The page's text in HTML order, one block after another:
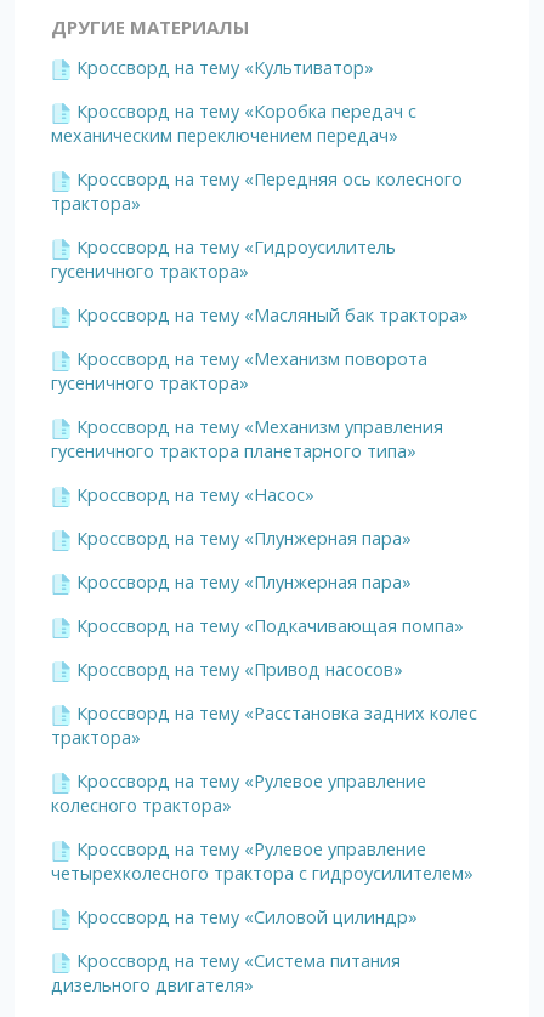
ДРУГИЕ МАТЕРИАЛЫ
Кроссворд на тему «Культиватор»
Кроссворд на тему «Коробка передач с
механическим переключением передач»
Кроссворд на тему «Передняя ось колесного
трактора»
Кроссворд на тему «Гидроусилитель
гусеничного трактора»
Кроссворд на тему «Масляный бак трактора»
Кроссворд на тему «Механизм поворота
гусеничного трактора»
Кроссворд на тему «Механизм управления
гусеничного трактора планетарного типа»
Кроссворд на тему «Насос»
Кроссворд на тему «Плунжерная пара»
Кроссворд на тему «Плунжерная пара»
Кроссворд на тему «Подкачивающая помпа»
Кроссворд на тему «Привод насосов»
Кроссворд на тему «Расстановка задних колес
трактора»
Кроссворд на тему «Рулевое управление
колесного трактора»
Кроссворд на тему «Рулевое управление
четырехколесного трактора с гидроусилителем»
Кроссворд на тему «Силовой цилиндр»
Кроссворд на тему «Система питания
дизельного двигателя»